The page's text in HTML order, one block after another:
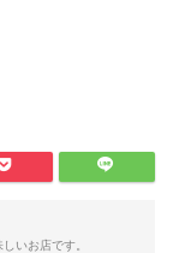
いお店です。